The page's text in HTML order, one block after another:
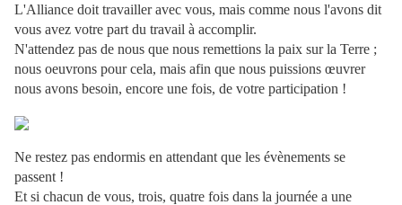
L'Alliance doit travailler avec vous, mais comme nous l'avons dit
vous avez votre part du travail à accomplir.
N'attendez pas de nous que nous remettions la paix sur la Terre ;
nous oeuvrons pour cela, mais afin que nous puissions œuvrer
nous avons besoin, encore une fois, de votre participation !
Ne restez pas endormis en attendant que les évènements se
passent !
Et si chacun de vous, trois, quatre fois dans la journée a une